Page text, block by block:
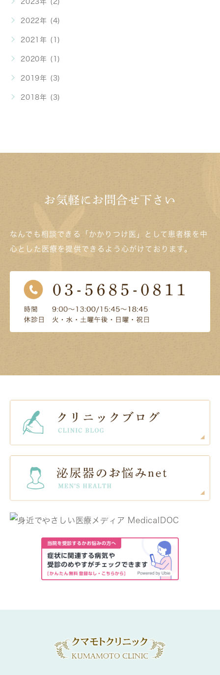
2023年 (2)
2022年 (4)
2021年 (1)
2020年 (1)
2019年 (3)
2018年 (3)
お気軽にお問合せ下さい
なんでも相談できる「かかりつけ医」として患者様を中
心とした医療を提供できるよう心がけております。